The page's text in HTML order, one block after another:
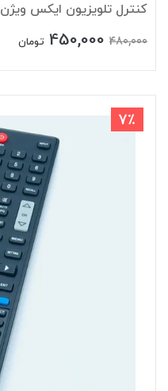
کنترل تلویزیون ایکس ویژن202
480,000
450,000 تومان
7٪